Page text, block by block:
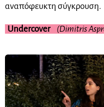
αναπόφευκτη σύγκρουση.
Undercover (Dimitris